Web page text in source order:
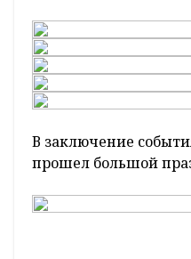
В заключение
прошел большой